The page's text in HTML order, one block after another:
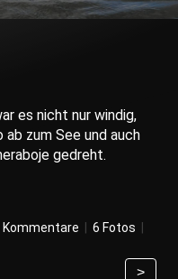
es nicht nur windig,
ab zum See und auch
gedreht.
Kommentare 6 Fotos
>